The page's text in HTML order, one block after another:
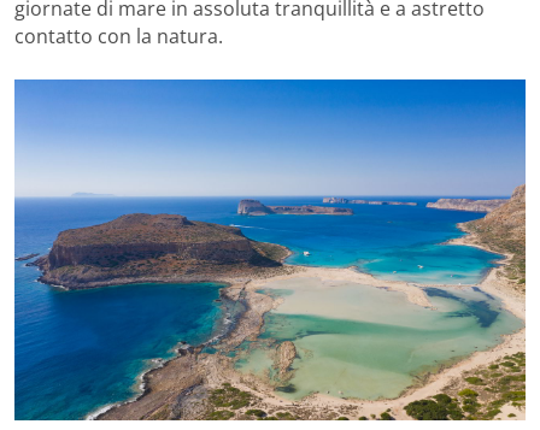
giornate di mare in assoluta tranquillità e a astretto
contatto con la natura.